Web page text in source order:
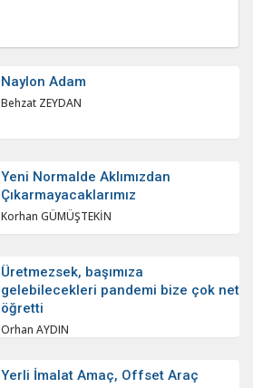
Naylon Adam
Behzat ZEYDAN
Yeni Normalde Aklımızdan
Çıkarmayacaklarımız
Korhan GÜMÜŞTEKİN
Üretmezsek, başımıza
gelebilecekleri pandemi bize çok net
öğretti
Orhan AYDIN
Yerli İmalat Amaç, Offset Araç